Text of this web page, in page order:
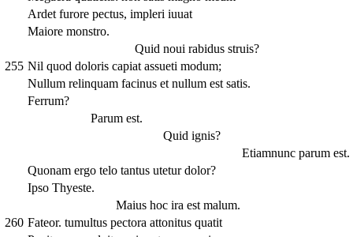
Ardet furore pectus, impleri iuuat
Maiore monstro.
Quid noui rabidus struis?
255 Nil quod doloris capiat assueti modum;
Nullum relinquam facinus et nullum est satis.
Ferrum?
Parum est.
Quid ignis?
Etiamnunc parum est.
Quonam ergo telo tantus utetur dolor?
Ipso Thyeste.
Maius hoc ira est malum.
260 Fateor. tumultus pectora attonitus quatit